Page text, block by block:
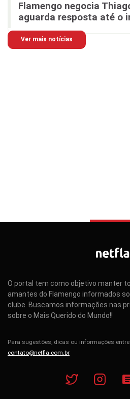
Flamengo negocia
aguarda resposta até o
Ver mais notícias
O portal tem como objetivo manter
amantes do Flamengo informados
clube. Buscamos informações nas
sobre o Mais Querido do Mundo!!
Para sugestões, dicas ou informações
contato@netfla.com.br